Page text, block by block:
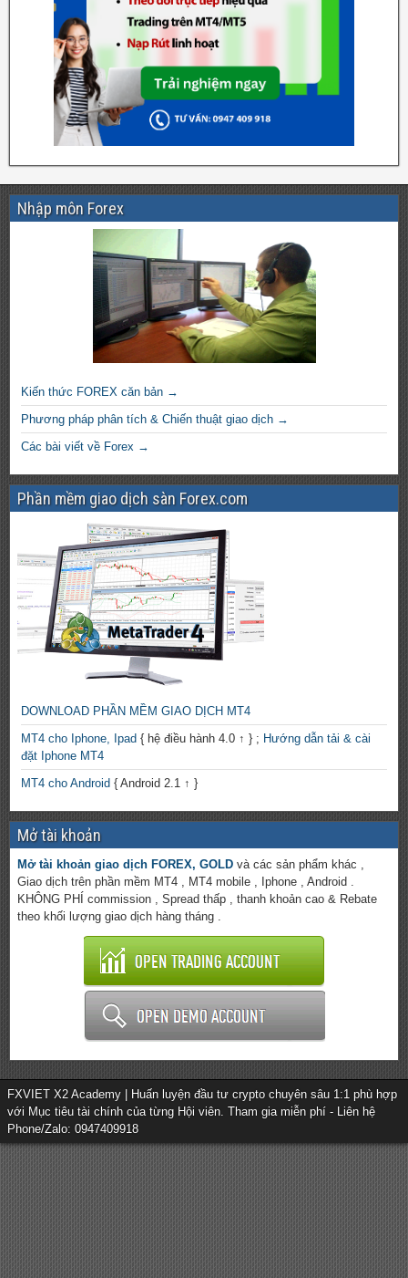
Nhập môn Forex
Kiến thức FOREX căn bản →
Phương pháp phân tích & Chiến thuật giao dịch →
Các bài viết về Forex →
Phần mềm giao dịch sàn Forex.com
DOWNLOAD PHẦN MỀM GIAO DỊCH MT4
MT4 cho Iphone, Ipad { hệ điều hành 4.0 ↑ } ; Hướng dẫn tải & cài
đặt Iphone MT4
MT4 cho Android { Android 2.1 ↑ }
Mở tài khoản
Mở tài khoản giao dịch FOREX, GOLD và các sản phẩm khác ,
Giao dịch trên phần mềm MT4 , MT4 mobile , Iphone , Android .
KHÔNG PHÍ commission , Spread thấp , thanh khoản cao & Rebate
theo khối lượng giao dịch hàng tháng .
FXVIET X2 Academy | Huấn luyện đầu tư crypto chuyên sâu 1:1 phù hợp
với Mục tiêu tài chính của từng Hội viên. Tham gia miễn phí - Liên hệ
Phone/Zalo: 0947409918